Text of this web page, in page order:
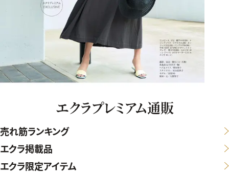
エクラプレミアム通販
売れ筋ランキング
エクラ掲載品
エクラ限定アイテム